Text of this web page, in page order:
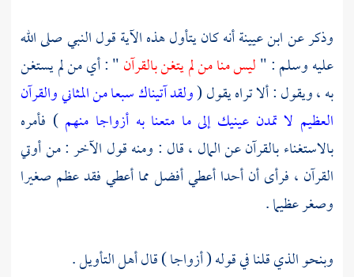
وذكر عنابن عيينةأنه كان يتأول هذه الآية قول النبي صلى الله
عليه وسلم : "ليس منا من لم يتغن بالقرآن" : أي من لم يستغن
به ، ويقول : ألا تراه يقول (ولقد آتيناك سبعا من المثاني والقرآن
العظيم لا تمدن عينيك إلى ما متعنا به أزواجا منهم) فأمره
بالاستغناء بالقرآن عن المال ، قال : ومنه قول الآخر : من أوتي
القرآن ، فرأى أن أحدا أعطي أفضل مما أعطي فقد عظم صغيرا
وصغر عظيما .
وبنحو الذي قلنا في قوله ( أزواجا ) قال أهل التأويل .